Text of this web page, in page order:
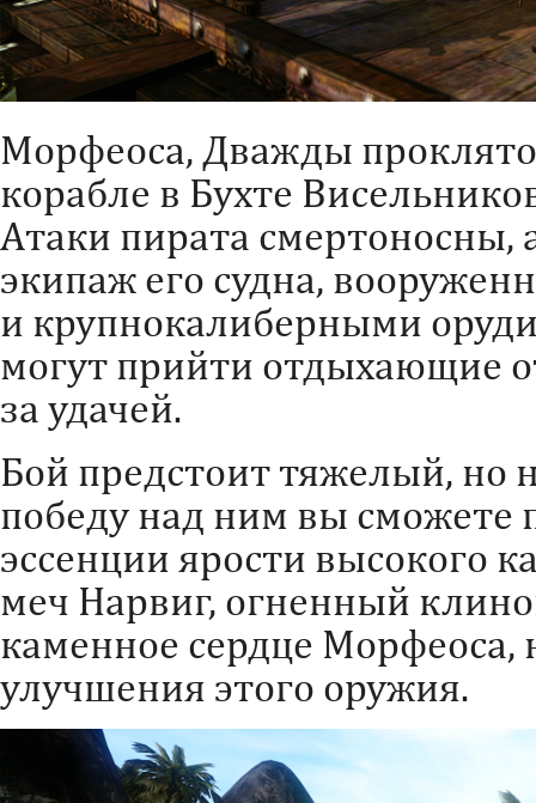
Морфеоса, Дважды
корабле в Бухте
Атаки пирата смертоносны,
экипаж его судна,
и крупнокалиберными
могут прийти отдыхающие
за удачей.
Бой предстоит тяжелый, но
победу над ним вы сможете
эссенции ярости высокого
меч Нарвиг, огненный
каменное сердце Морфеоса,
улучшения этого оружия.